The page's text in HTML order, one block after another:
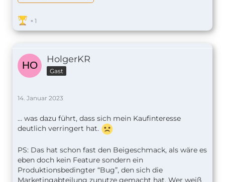
1
HolgerKR
Gast
14. Januar 2023
… was dazu führt, dass sich mein Kaufinteresse
deutlich verringert hat.
PS: Das hat schon fast den Beigeschmack, als wäre es
eben doch kein Feature sondern ein
Produktionsbedingter “Bug”, den sich die
Marketingabteilung zunutze gemacht hat. Wer weiß